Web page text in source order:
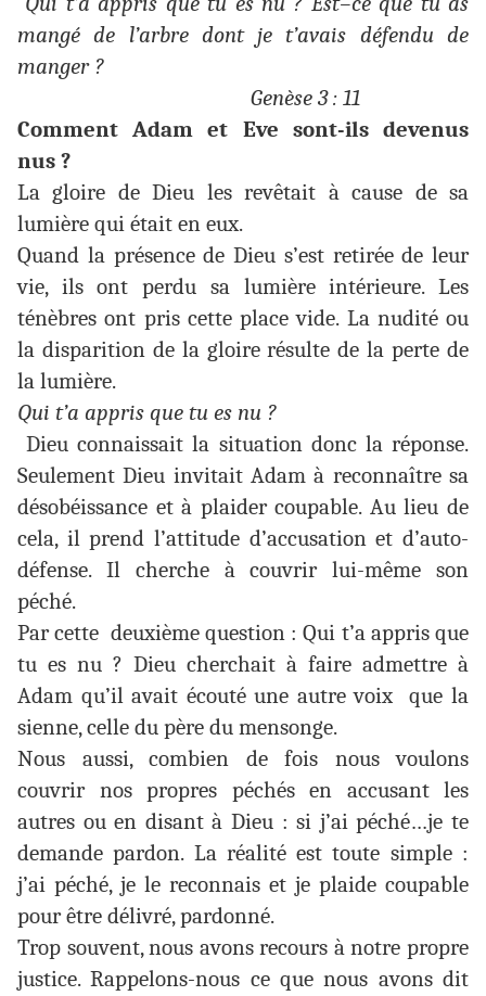
mangé de l’arbre dont je t’avais défendu de
manger ?
Genèse 3 : 11
Comment Adam et Eve sont-ils devenus
nus ?
La gloire de Dieu les revêtait à cause de sa
lumière qui était en eux.
Quand la présence de Dieu s’est retirée de leur
vie, ils ont perdu sa lumière intérieure. Les
ténèbres ont pris cette place vide. La nudité ou
la disparition de la gloire résulte de la perte de
la lumière.
Qui t’a appris que tu es nu ?
Dieu connaissait la situation donc la réponse.
Seulement Dieu invitait Adam à reconnaître sa
désobéissance et à plaider coupable. Au lieu de
cela, il prend l’attitude d’accusation et d’auto-
défense. Il cherche à couvrir lui-même son
péché.
Par cette deuxième question : Qui t’a appris que
tu es nu ? Dieu cherchait à faire admettre à
Adam qu’il avait écouté une autre voix que la
sienne, celle du père du mensonge.
Nous aussi, combien de fois nous voulons
couvrir nos propres péchés en accusant les
autres ou en disant à Dieu : si j’ai péché…je te
demande pardon. La réalité est toute simple :
j’ai péché, je le reconnais et je plaide coupable
pour être délivré, pardonné.
Trop souvent, nous avons recours à notre propre
justice. Rappelons-nous ce que nous avons dit